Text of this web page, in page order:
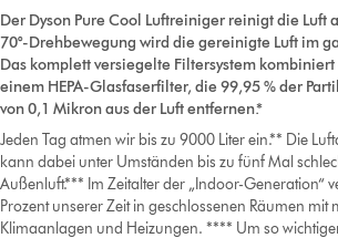
Der Dyson Pure Cool Luftreiniger reinigt die Luft
70°-Drehbewegung wird die gereinigte Luft im
Das komplett versiegelte Filtersystem
einem HEPA-Glasfaserfilter, die 99,95 % der
von 0,1 Mikron aus der Luft entfernen.*
Jeden Tag atmen wir bis zu 9000 Liter ein.** Die
kann dabei unter Umständen bis zu fünf Mal
Außenluft.*** Im Zeitalter der „Indoor-Generation“
Prozent unserer Zeit in geschlossenen Räumen mit
Klimaanlagen und Heizungen. **** Um so